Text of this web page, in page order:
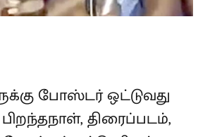
போஸ்டர் ஒட்டுவது
திரைப்படம்,